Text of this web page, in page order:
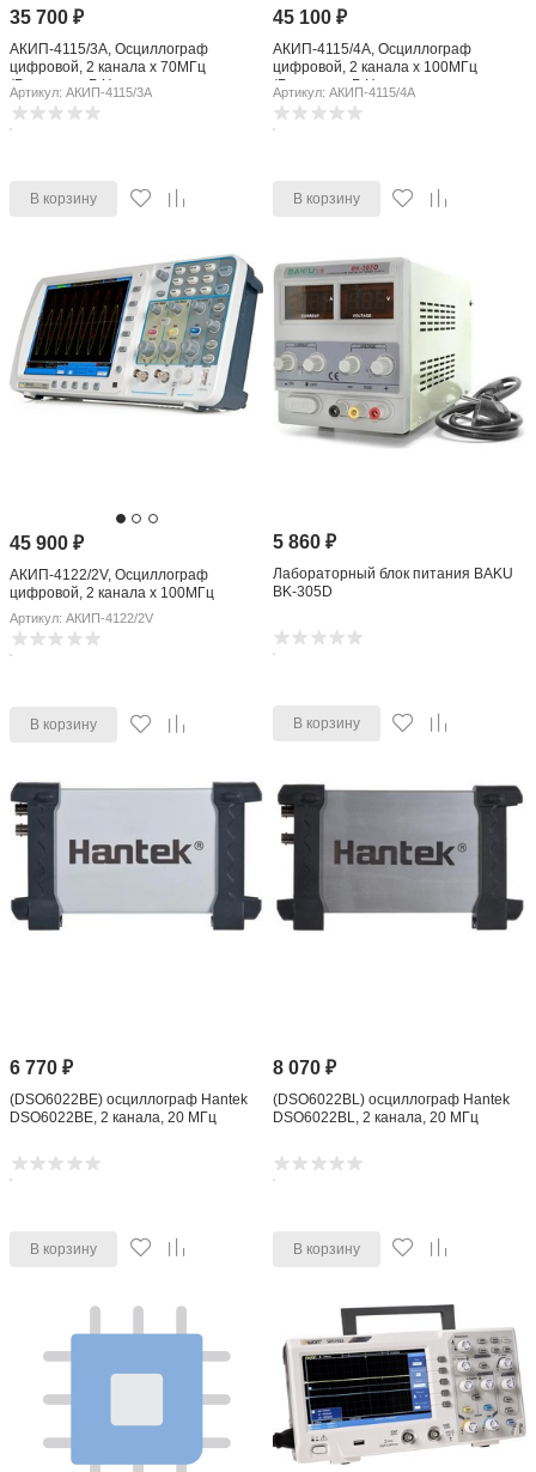
35 700₽
АКИП-4115/3А, Осциллограф
цифровой, 2 канала x 70МГц
(Госреестр РФ)
Артикул: АКИП-4115/3А
В корзину
45 100 ₽
АКИП-4115/4А, Осциллограф
цифровой, 2 канала x 100МГц
(Госреестр РФ)
Артикул: АКИП-4115/4А
В корзину
45 900₽
АКИП-4122/2V, Осциллограф
цифровой, 2 канала x 100МГц
(Госреестр РФ)
Артикул: АКИП-4122/2V
В корзину
5 860 ₽
Лабораторный блок питания BAKU
BK-305D
В корзину
6 770₽
(DSO6022BE) осциллограф Hantek
DSO6022BE, 2 канала, 20 МГц
В корзину
8 070 ₽
(DSO6022BL) осциллограф Hantek
DSO6022BL, 2 канала, 20 МГц
В корзину